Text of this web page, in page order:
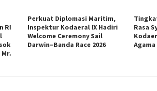
RI
Perkuat Diplomasi Maritim,
Inspektur Kodaeral IX Hadiri
Welcome Ceremony Sail
Darwin–Banda Race 2026
Rasa